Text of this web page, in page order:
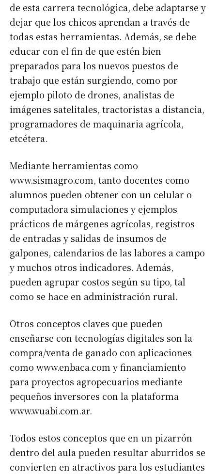
de esta carrera tecnológica, debe adaptarse y
dejar que los chicos aprendan a través de
todas estas herramientas. Además, se debe
educar con el fin de que estén bien
preparados para los nuevos puestos de
trabajo que están surgiendo, como por
ejemplo piloto de drones, analistas de
imágenes satelitales, tractoristas a distancia,
programadores de maquinaria agrícola,
etcétera.
Mediante herramientas como
www.sismagro.com, tanto docentes como
alumnos pueden obtener con un celular o
computadora simulaciones y ejemplos
prácticos de márgenes agrícolas, registros
de entradas y salidas de insumos de
galpones, calendarios de las labores a campo
y muchos otros indicadores. Además,
pueden agrupar costos según su tipo, tal
como se hace en administración rural.
Otros conceptos claves que pueden
enseñarse con tecnologías digitales son la
compra/venta de ganado con aplicaciones
como www.enbaca.com y financiamiento
para proyectos agropecuarios mediante
pequeños inversores con la plataforma
www.wuabi.com.ar.
Todos estos conceptos que en un pizarrón
dentro del aula pueden resultar aburridos se
convierten en atractivos para los estudiantes